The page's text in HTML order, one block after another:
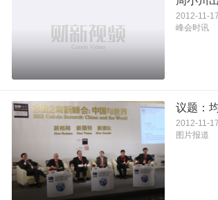
2012-11-
峰会时讯
议题：
2012-11-
图片报道